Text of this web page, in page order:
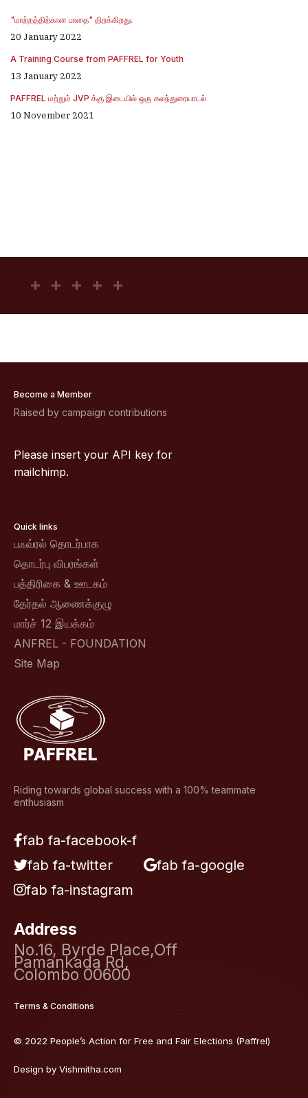
"மாற்றத்திற்கான பாதை" திறக்கிறது.
20 January 2022
A Training Course from PAFFREL for Youth
13 January 2022
PAFFREL மற்றும் JVP க்கு இடையில் ஒரு கலந்துரையாடல்
10 November 2021
Become a Member
Raised by campaign contributions
Please insert your API key for
mailchimp.
Quick links
பஃவ்ரல் தொடர்பாக
தொடர்பு விபரங்கள்
பத்திரிகை & ஊடகம்
தேர்தல் ஆணைக்குழு
மார்ச் 12 இயக்கம்
ANFREL - FOUNDATION
Site Map
Riding towards global success with a 100% teammate
enthusiasm
fab fa-facebook-f
fab fa-twitter
fab fa-google
fab fa-instagram
Address
No.16, Byrde Place,Off
Pamankada Rd,
Colombo 00600
Terms & Conditions
© 2022 People’s Action for Free and Fair Elections (Paffrel)
Design by Vishmitha.com